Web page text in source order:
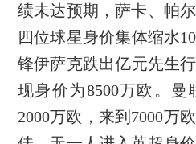
绩未达预期，萨卡、帕
四位球星身价集体缩水
锋伊萨克跌出亿元先生
现身价为8500万欧。
2000万欧，来到7000万